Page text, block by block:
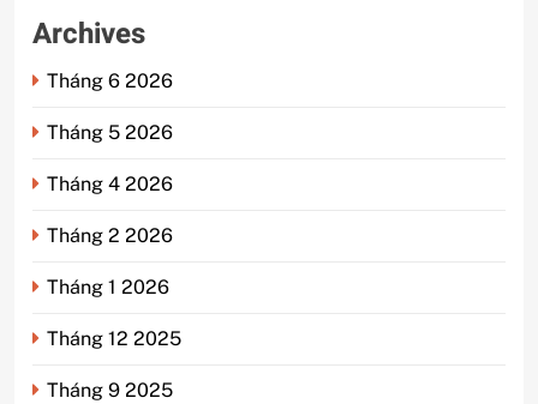
Archives
Tháng 6 2026
Tháng 5 2026
Tháng 4 2026
Tháng 2 2026
Tháng 1 2026
Tháng 12 2025
Tháng 9 2025